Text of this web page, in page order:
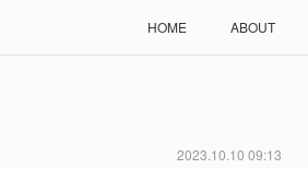
HOME ABOUT
2023.10.10 09:13